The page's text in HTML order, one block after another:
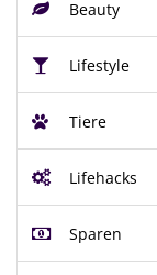
Beauty
Lifestyle
Tiere
Lifehacks
Sparen